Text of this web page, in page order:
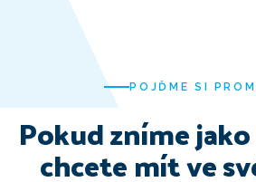
POJĎME SI
Pokud zníme
chcete mít ve